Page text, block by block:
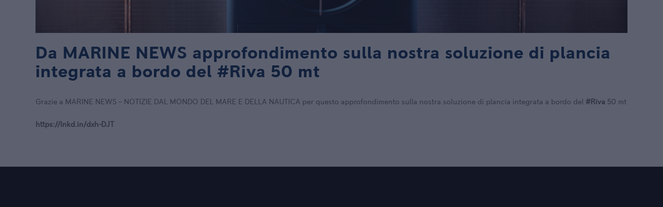
Da MARINE NEWS approfondimento sulla nostra soluzione di plancia
integrata a bordo del #Riva 50 mt
Grazie a MARINE NEWS – NOTIZIE DAL MONDO DEL MARE E DELLA NAUTICA per questo approfondimento sulla nostra soluzione di plancia integrata a bordo del #Riva 50 mt
https://lnkd.in/dxh-DJT